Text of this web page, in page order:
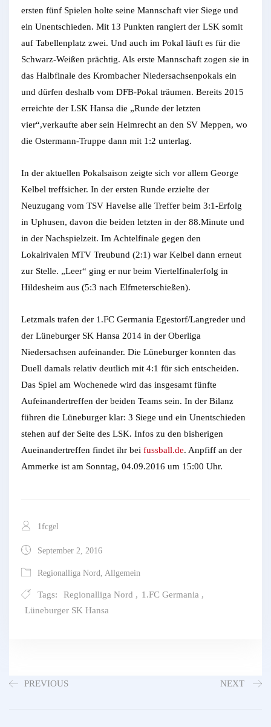
ersten fünf Spielen holte seine Mannschaft vier Siege und
ein Unentschieden. Mit 13 Punkten rangiert der LSK somit
auf Tabellenplatz zwei. Und auch im Pokal läuft es für die
Schwarz-Weißen prächtig. Als erste Mannschaft zogen sie in
das Halbfinale des Krombacher Niedersachsenpokals ein
und dürfen deshalb vom DFB-Pokal träumen. Bereits 2015
erreichte der LSK Hansa die „Runde der letzten
vier“,verkaufte aber sein Heimrecht an den SV Meppen, wo
die Ostermann-Truppe dann mit 1:2 unterlag.
In der aktuellen Pokalsaison zeigte sich vor allem George
Kelbel treffsicher. In der ersten Runde erzielte der
Neuzugang vom TSV Havelse alle Treffer beim 3:1-Erfolg
in Uphusen, davon die beiden letzten in der 88.Minute und
in der Nachspielzeit. Im Achtelfinale gegen den
Lokalrivalen MTV Treubund (2:1) war Kelbel dann erneut
zur Stelle. „Leer“ ging er nur beim Viertelfinalerfolg in
Hildesheim aus (5:3 nach Elfmeterschießen).
Letzmals trafen der 1.FC Germania Egestorf/Langreder und
der Lüneburger SK Hansa 2014 in der Oberliga
Niedersachsen aufeinander. Die Lüneburger konnten das
Duell damals relativ deutlich mit 4:1 für sich entscheiden.
Das Spiel am Wochenede wird das insgesamt fünfte
Aufeinandertreffen der beiden Teams sein. In der Bilanz
führen die Lüneburger klar: 3 Siege und ein Unentschieden
stehen auf der Seite des LSK. Infos zu den bisherigen
Aueinandertreffen findet ihr bei fussball.de. Anpfiff an der
Ammerke ist am Sonntag, 04.09.2016 um 15:00 Uhr.
1fcgel
September 2, 2016
Regionalliga Nord, Allgemein
Tags: Regionalliga Nord , 1.FC Germania ,
Lüneburger SK Hansa
PREVIOUS NEXT